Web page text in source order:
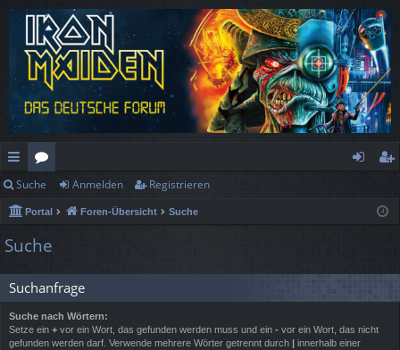
ch
ne
llz
ug
rif
f
or
en
de
n
ist
re
n
Suche Anmelden Registrieren
Portal Foren-Übersicht Suche
Suche
Suchanfrage
Suche nach Wörtern:
Setze ein + vor ein Wort, das gefunden werden muss und ein - vor ein Wort, das nicht
gefunden werden darf. Verwende mehrere Wörter getrennt durch | innerhalb einer